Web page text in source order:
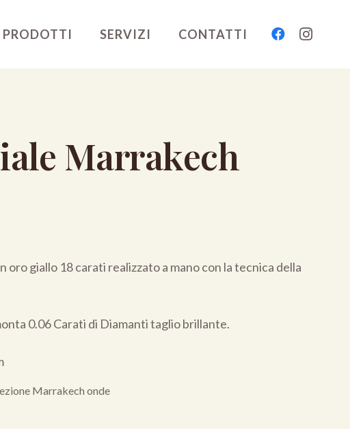
PRODOTTI SERVIZI CONTATTI
Marrakech
oro giallo 18 carati realizzato a mano con la tecnica della
0.06 Carati di Diamanti taglio brillante.
Marrakech onde